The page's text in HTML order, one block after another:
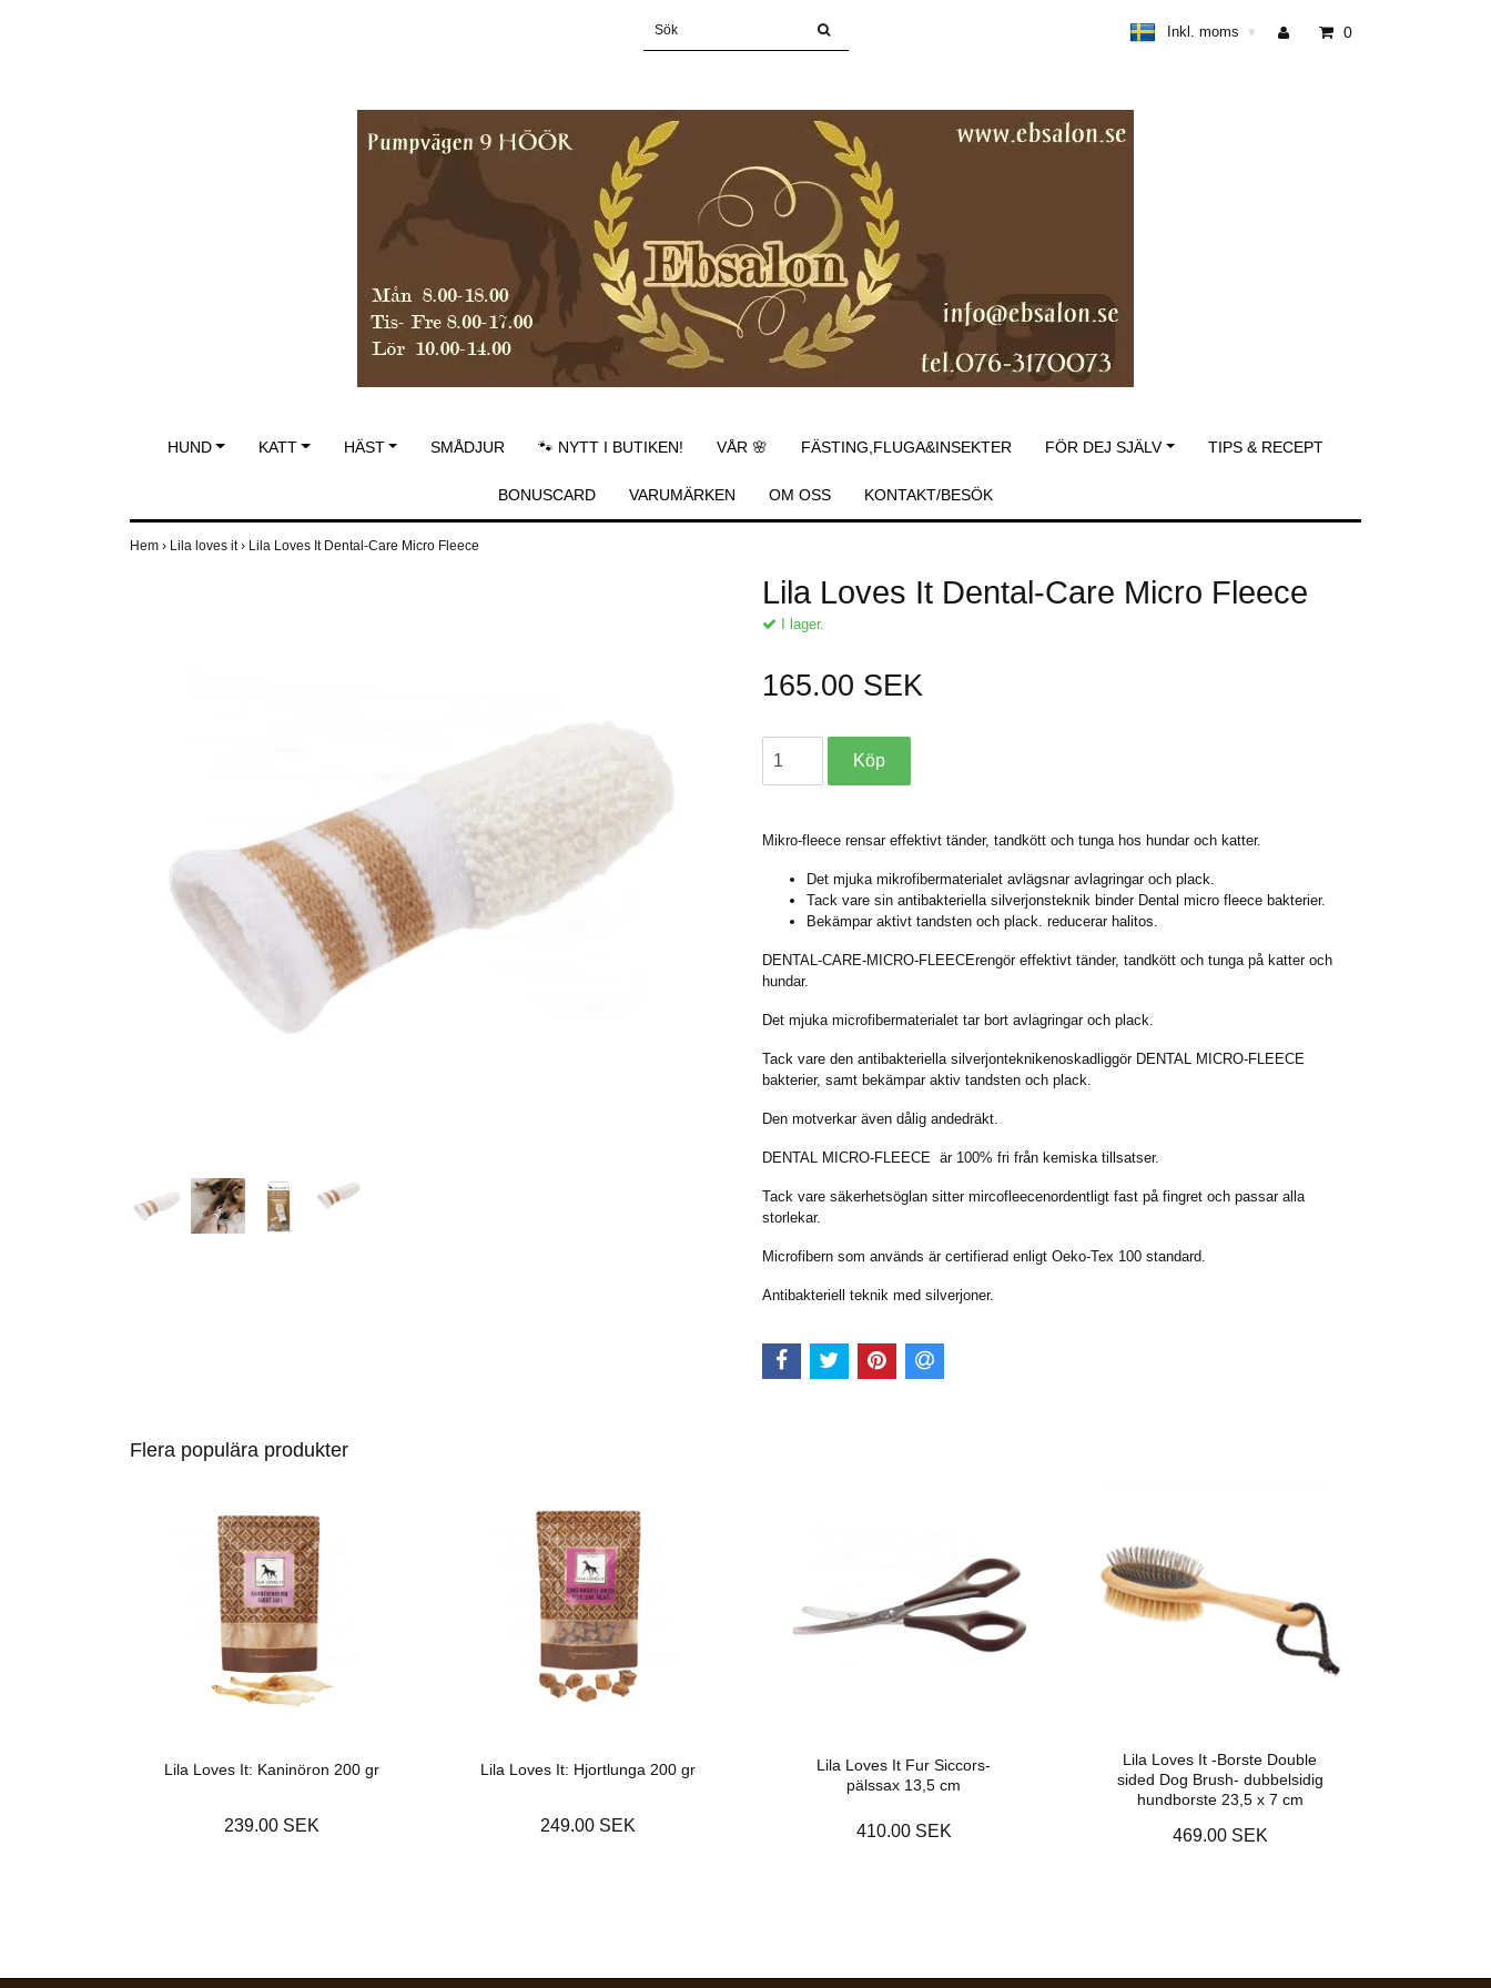
Inkl. moms ▾ 0
HUND KATT HÄST SMÅDJUR 🐾 NYTT I BUTIKEN! VÅR 🌸 FÄSTING,FLUGA&INSEKTER FÖR DEJ SJÄLV TIPS & RECEPT
BONUSCARD VARUMÄRKEN OM OSS KONTAKT/BESÖK
Hem › Lila loves it› Lila Loves It Dental-Care Micro Fleece
Lila Loves It Dental-Care Micro Fleece
I lager.
165.00 SEK
Mikro-fleece rensar effektivt tänder, tandkött och tunga hos hundar och katter.
Det mjuka mikrofibermaterialet avlägsnar avlagringar och plack.
Tack vare sin antibakteriella silverjonsteknik binder Dental micro fleece bakterier.
Bekämpar aktivt tandsten och plack. reducerar halitos.
DENTAL-CARE-MICRO-FLEECErengör effektivt tänder, tandkött och tunga på katter och
hundar.
Det mjuka microfibermaterialet tar bort avlagringar och plack.
Tack vare den antibakteriella silverjonteknikenoskadliggör DENTAL MICRO-FLEECE
bakterier, samt bekämpar aktiv tandsten och plack.
Den motverkar även dålig andedräkt.
DENTAL MICRO-FLEECE är 100% fri från kemiska tillsatser.
Tack vare säkerhetsöglan sitter mircofleecenordentligt fast på fingret och passar alla
storlekar.
Microfibern som används är certifierad enligt Oeko-Tex 100 standard.
Antibakteriell teknik med silverjoner.
Flera populära produkter
Lila Loves It: Kaninöron 200 gr
239.00 SEK
Lila Loves It: Hjortlunga 200 gr
249.00 SEK
Lila Loves It Fur Siccors-
pälssax 13,5 cm
410.00 SEK
Lila Loves It -Borste Double
sided Dog Brush- dubbelsidig
hundborste 23,5 x 7 cm
469.00 SEK